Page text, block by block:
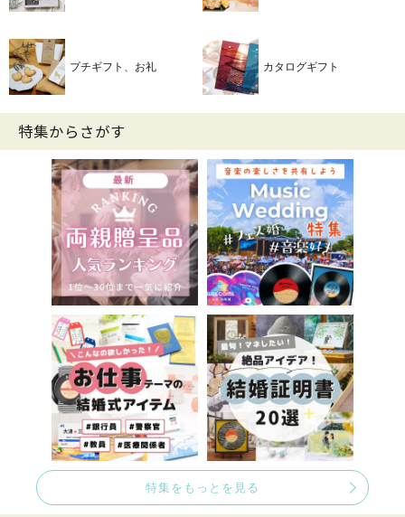
プチギフト、お礼 カタログギフト
特集からさがす
特集をもっとを見る